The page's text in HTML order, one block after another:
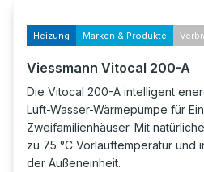
Heizung Marken & Produkte
Viessmann Vitocal 200-A
Die Vitocal 200-A intelligent
Luft-Wasser-Wärmepumpe für
Zweifamilienhäuser. Mit
zu 75 °C Vorlauftemperatur und
der Außeneinheit.